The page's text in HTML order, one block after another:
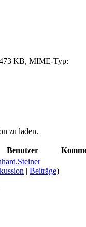
KB, MIME-Typ:
zu laden.
Benutzer
| Beiträge)